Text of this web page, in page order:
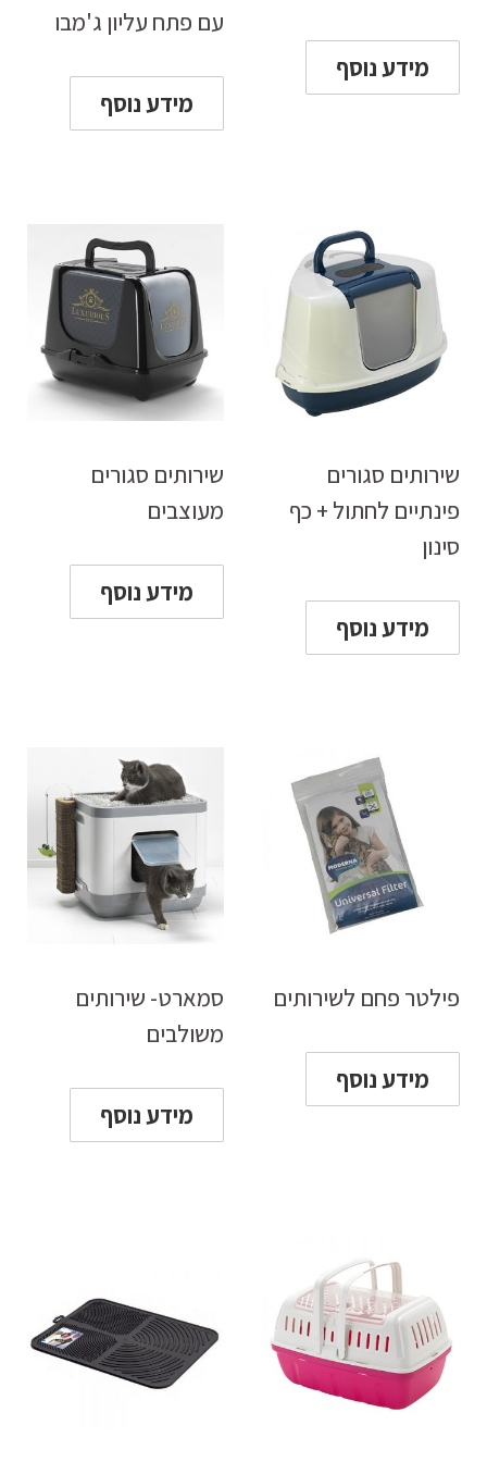
מידע נוסף
עם פתח עליון ג'מבו
מידע נוסף
שירותים סגורים
פינתיים לחתול + כף
סינון
מידע נוסף
שירותים סגורים
מעוצבים
מידע נוסף
פילטר פחם לשירותים
מידע נוסף
סמארט- שירותים
משולבים
מידע נוסף